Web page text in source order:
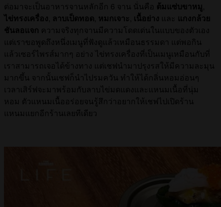
ต่อมาจะเป็นอาหารจานหลักอีก 6 จาน นั่นคือ ต้มแซ่บขาหมู,
ไข่ทรงเครื่อง, ลาบเป็ดทอด, หมกเจาะ, เนื้อย่าง และ แกงกล้วย
ชันลอแจก ความจริงทุกจานมีความโดดเด่นในแบบของตัวเอง
แต่เราขอพูดถึงหนึ่งเมนูที่ฟังดูแล้วเหมือนธรรมดา แต่พอกิน
แล้วเซอร์ไพรส์มากๆ อย่าง ไข่ทรงเครื่องที่เป็นเมนูเหมือนกับที่
เราสามารถเจอได้ข้างทาง แต่เชฟนำมาปรุงรสให้มีความละมุน
มากขึ้น จากนั้นเชฟก็นำไปรมควัน ทำให้ได้กลิ่นหอมอ่อนๆ
เวลาเสิร์ฟจะมาพร้อมกับลาบไข่มดแดงและแหนมเนื้อที่นุ่ม
หอม ตัวแหนมเนื้ออร่อยจนรู้สึกว่าอยากให้เชฟไปเปิดร้าน
แหนมแยกอีกร้านเลยทีเดียว